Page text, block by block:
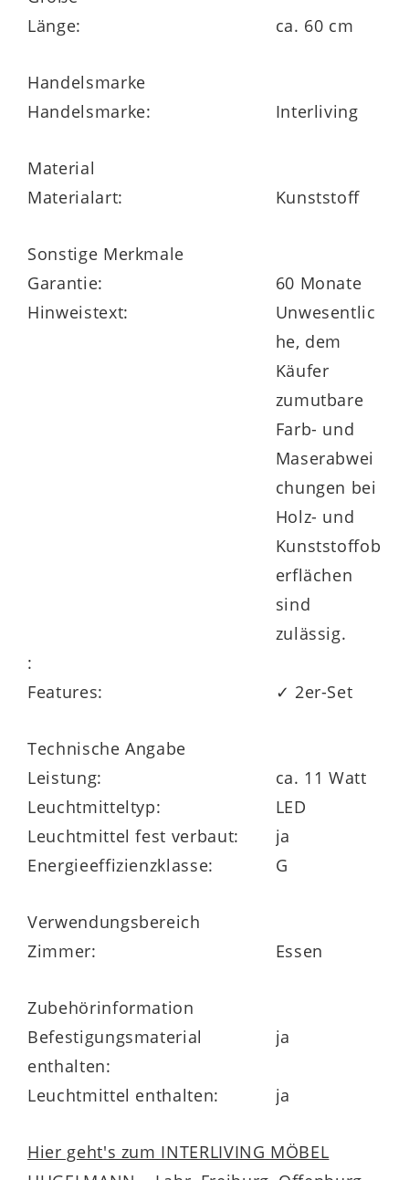
stehen jeweils zwei Front- und Grifffarben
geschroppten Rückwänden.
Wohnzimmermöbel des Programms gegen
Mehrpreis mit stimmungsvoller LED-
Die Interliving Wohnzimmer Serie 2110
trägt das Goldene M und gewährt 5 Jahre
Länge:
ca. 60 cm
Handelsmarke
Handelsmarke:
Interliving
Material
Materialart:
Kunststoff
Sonstige Merkmale
Garantie:
60 Monate
Hinweistext:
Unwesentlic
he, dem
Käufer
zumutbare
Farb- und
Maserabwei
chungen bei
Holz- und
Kunststoffob
erflächen
sind
zulässig.
:
Features:
✓ 2er-Set
Technische Angabe
Leistung:
ca. 11 Watt
Leuchtmitteltyp:
LED
Leuchtmittel fest verbaut:
ja
Energieeffizienzklasse:
G
Verwendungsbereich
Zimmer:
Essen
Zubehörinformation
Befestigungsmaterial
enthalten:
ja
Leuchtmittel enthalten: ja
Hier geht's zum INTERLIVING MÖBEL